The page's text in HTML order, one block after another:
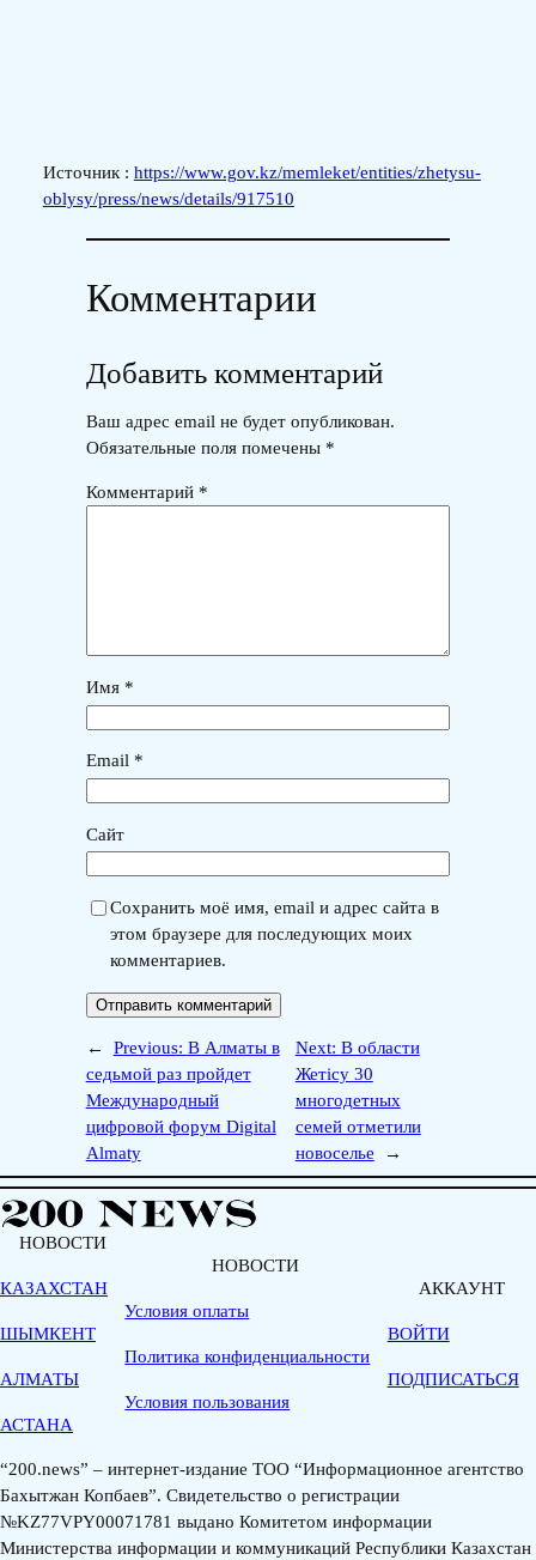
Источник : https://www.gov.kz/memleket/entities/zhetysu-
oblysy/press/news/details/917510
Комментарии
Добавить комментарий
Ваш адрес email не будет опубликован.
Обязательные поля помечены *
Комментарий *
Имя *
Email *
Сайт
Сохранить моё имя, email и адрес сайта в
этом браузере для последующих моих
комментариев.
← Previous: В Алматы в
седьмой раз пройдет
Международный
цифровой форум Digital
Almaty
Next: В области
Жетісу 30
многодетных
семей отметили
новоселье
→
НОВОСТИ
КАЗАХСТАН
ШЫМКЕНТ
АЛМАТЫ
АСТАНА
НОВОСТИ
Условия оплаты
Политика конфиденциальности
Условия пользования
АККАУНТ
ВОЙТИ
ПОДПИСАТЬСЯ
“200.news” – интернет-издание ТОО “Информационное агентство
Бахытжан Копбаев”. Свидетельство о регистрации
№KZ77VPY00071781 выдано Комитетом информации
Министерства информации и коммуникаций Республики Казахстан